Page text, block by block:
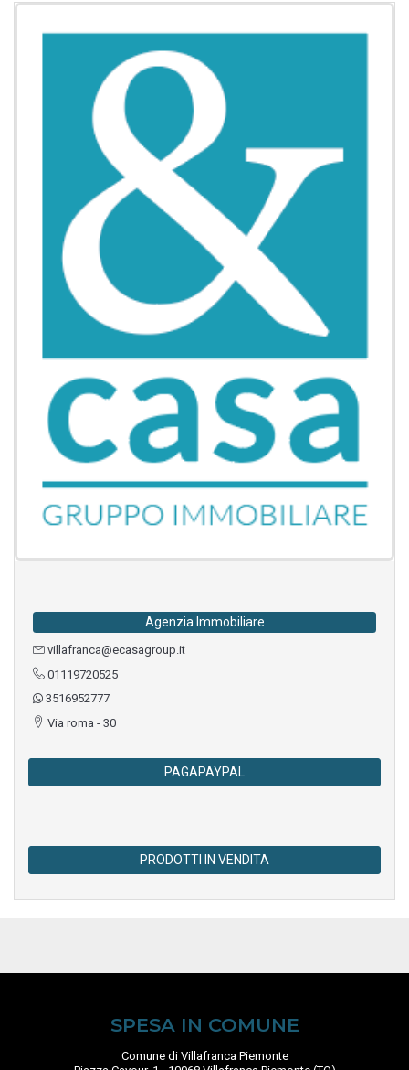
Agenzia Immobiliare
villafranca@ecasagroup.it
01119720525
3516952777
Via roma - 30
PAGAPAYPAL
PRODOTTI IN VENDITA
SPESA IN COMUNE
Comune di Villafranca Piemonte